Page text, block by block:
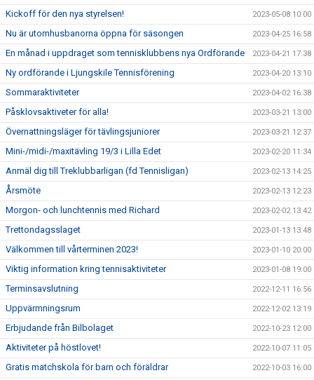
Kickoff för den nya styrelsen! 2023-05-08 10:00
Nu är utomhusbanorna öppna för säsongen 2023-04-25 16:58
En månad i uppdraget som tennisklubbens nya Ordförande 2023-04-21 17:38
Ny ordförande i Ljungskile Tennisförening 2023-04-20 13:10
Sommaraktiviteter 2023-04-02 16:38
Påsklovsaktiveter för alla! 2023-03-21 13:00
Övernattningsläger för tävlingsjuniorer 2023-03-21 12:37
Mini-/midi-/maxitävling 19/3 i Lilla Edet 2023-02-20 11:34
Anmäl dig till Treklubbarligan (fd Tennisligan) 2023-02-13 14:25
Årsmöte 2023-02-13 12:23
Morgon- och lunchtennis med Richard 2023-02-02 13:42
Trettondagsslaget 2023-01-13 13:48
Välkommen till vårterminen 2023! 2023-01-10 20:00
Viktig information kring tennisaktiviteter 2023-01-08 19:00
Terminsavslutning 2022-12-11 16:56
Uppvärmningsrum 2022-12-02 13:19
Erbjudande från Bilbolaget 2022-10-23 12:00
Aktiviteter på höstlovet! 2022-10-07 11:05
Gratis matchskola för barn och föräldrar 2022-10-03 16:00